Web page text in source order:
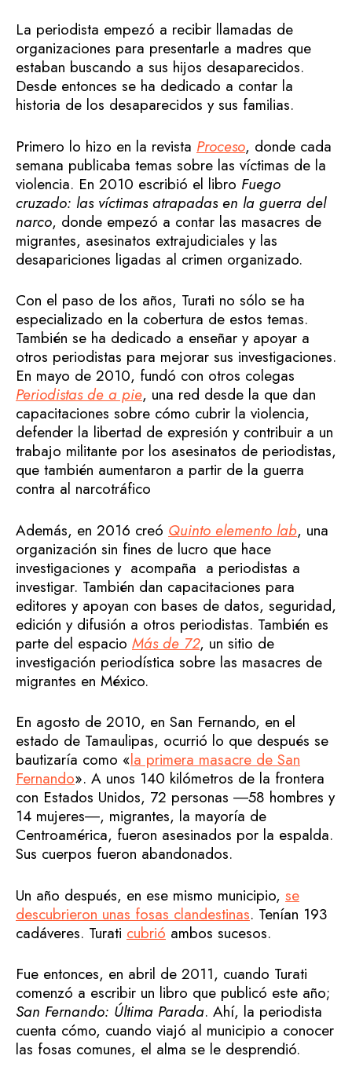
La periodista empezó a recibir llamadas de
organizaciones para presentarle a madres que
estaban buscando a sus hijos desaparecidos.
Desde entonces se ha dedicado a contar la
historia de los desaparecidos y sus familias.
Primero lo hizo en la revista Proceso, donde cada
semana publicaba temas sobre las víctimas de la
violencia. En 2010 escribió el libro Fuego
cruzado: las víctimas atrapadas en la guerra del
narco, donde empezó a contar las masacres de
migrantes, asesinatos extrajudiciales y las
desapariciones ligadas al crimen organizado.
Con el paso de los años, Turati no sólo se ha
especializado en la cobertura de estos temas.
También se ha dedicado a enseñar y apoyar a
otros periodistas para mejorar sus investigaciones.
En mayo de 2010, fundó con otros colegas
Periodistas de a pie, una red desde la que dan
capacitaciones sobre cómo cubrir la violencia,
defender la libertad de expresión y contribuir a un
trabajo militante por los asesinatos de periodistas,
que también aumentaron a partir de la guerra
contra al narcotráfico
Además, en 2016 creó Quinto elemento lab, una
organización sin fines de lucro que hace
investigaciones y acompaña a periodistas a
investigar. También dan capacitaciones para
editores y apoyan con bases de datos, seguridad,
edición y difusión a otros periodistas. También es
parte del espacio Más de 72, un sitio de
investigación periodística sobre las masacres de
migrantes en México.
En agosto de 2010, en San Fernando, en el
estado de Tamaulipas, ocurrió lo que después se
bautizaría como «la primera masacre de San
Fernando». A unos 140 kilómetros de la frontera
con Estados Unidos, 72 personas ―58 hombres y
14 mujeres―, migrantes, la mayoría de
Centroamérica, fueron asesinados por la espalda.
Sus cuerpos fueron abandonados.
Un año después, en ese mismo municipio, se
descubrieron unas fosas clandestinas. Tenían 193
cadáveres. Turati cubrió ambos sucesos.
Fue entonces, en abril de 2011, cuando Turati
comenzó a escribir un libro que publicó este año;
San Fernando: Última Parada. Ahí, la periodista
cuenta cómo, cuando viajó al municipio a conocer
las fosas comunes, el alma se le desprendió.